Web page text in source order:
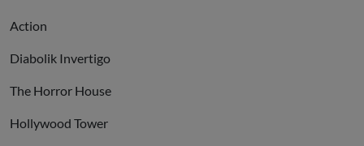
Action
Diabolik Invertigo
The Horror House
Hollywood Tower